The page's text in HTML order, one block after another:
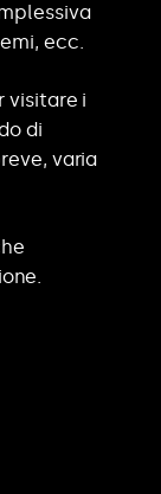
ecc.
visitare i
di
varia